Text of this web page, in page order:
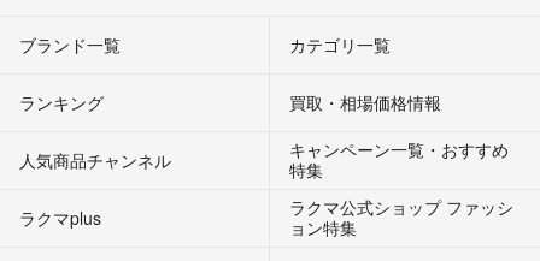
ブランド一覧 カテゴリ一覧
ランキング 買取・相場価格情報
人気商品チャンネル
キャンペーン一覧・おすすめ
特集
ラクマplus
ラクマ公式ショップ ファッシ
ョン特集